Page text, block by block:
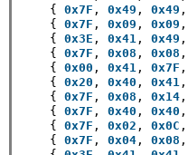
    {
0x7F , 0x49 , 0x49 ,
    {
0x7F , 0x09 , 0x09 ,
    {
0x3E , 0x41 , 0x49 ,
    {
0x7F , 0x08 , 0x08 ,
    {
0x00 , 0x41 , 0x7F ,
    {
0x20 , 0x40 , 0x41 ,
    {
0x7F , 0x08 , 0x14,
    {
0x7F , 0x40 , 0x40 ,
    {
0x7F , 0x02 , 0x0C ,
    {
0x7F , 0x04, 0x08 ,